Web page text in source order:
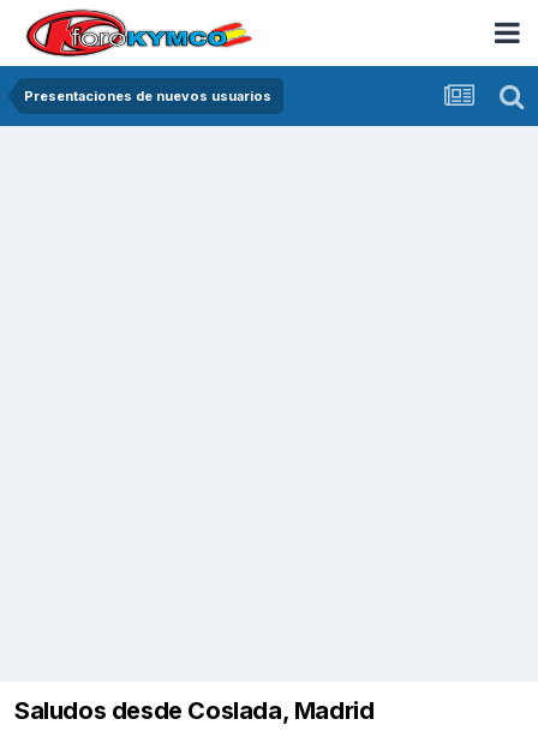
Presentaciones de nuevos usuarios
Saludos desde Coslada, Madrid